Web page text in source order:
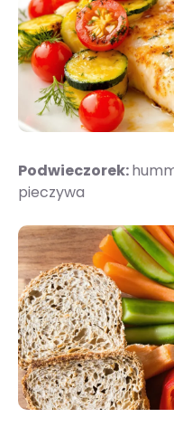
Podwieczorek:
pieczywa